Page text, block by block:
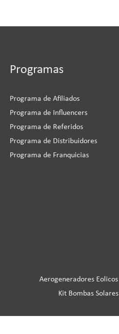
Programas
Programa de Afiliados
Programa de Influencers
Programa de Referidos
Programa de Distribuidores
Programa de Franquicias
Aerogeneradores Eolicos
Kit Bombas Solares